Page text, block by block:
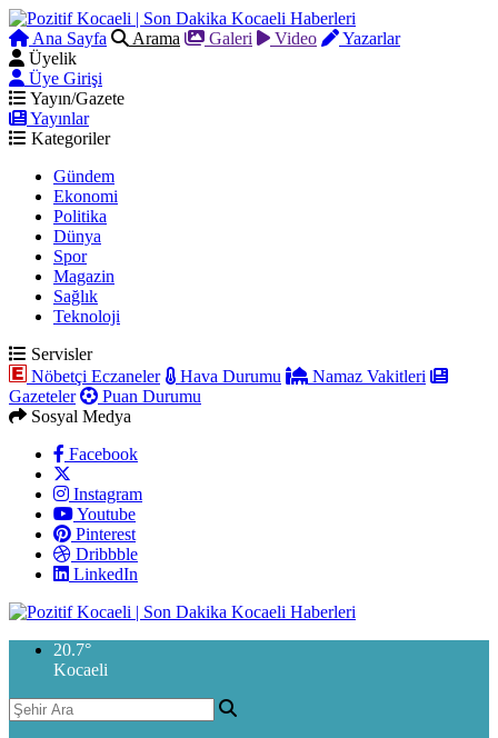
Ana Sayfa Arama Galeri Video
Yazarlar
Üyelik
Üye Girişi
Yayın/Gazete
Yayınlar
Kategoriler
Gündem
Ekonomi
Politika
Dünya
Spor
Magazin
Sağlık
Teknoloji
Servisler
Nöbetçi Eczaneler
Hava Durumu
Namaz Vakitleri
Gazeteler
Puan Durumu
Sosyal Medya
Facebook
Instagram
Youtube
Pinterest
Dribbble
LinkedIn
20.7°
Kocaeli